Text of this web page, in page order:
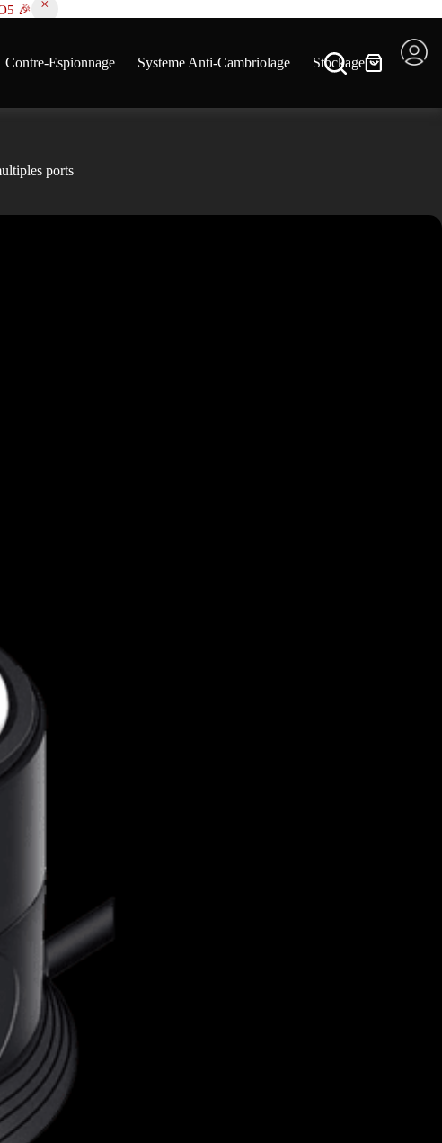
🎉
Contre-Espionnage Systeme Anti-Cambriolage Stockage
ports
pour échanger ou retourner le produit